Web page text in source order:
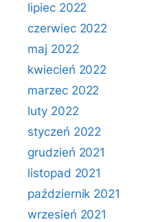
lipiec 2022
czerwiec 2022
maj 2022
kwiecień 2022
marzec 2022
luty 2022
styczeń 2022
grudzień 2021
listopad 2021
październik 2021
wrzesień 2021